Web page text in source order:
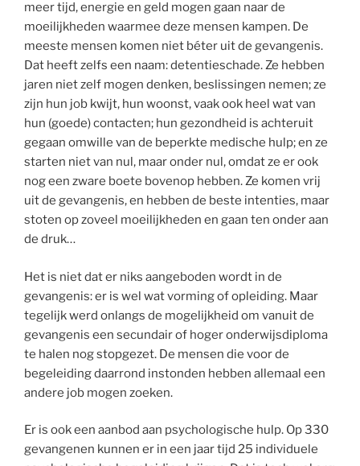
meer tijd, energie en geld mogen gaan naar de
moeilijkheden waarmee deze mensen kampen. De
meeste mensen komen niet béter uit de gevangenis.
Dat heeft zelfs een naam: detentieschade. Ze hebben
jaren niet zelf mogen denken, beslissingen nemen; ze
zijn hun job kwijt, hun woonst, vaak ook heel wat van
hun (goede) contacten; hun gezondheid is achteruit
gegaan omwille van de beperkte medische hulp; en ze
starten niet van nul, maar onder nul, omdat ze er ook
nog een zware boete bovenop hebben. Ze komen vrij
uit de gevangenis, en hebben de beste intenties, maar
stoten op zoveel moeilijkheden en gaan ten onder aan
de druk…
Het is niet dat er niks aangeboden wordt in de
gevangenis: er is wel wat vorming of opleiding. Maar
tegelijk werd onlangs de mogelijkheid om vanuit de
gevangenis een secundair of hoger onderwijsdiploma
te halen nog stopgezet. De mensen die voor de
begeleiding daarrond instonden hebben allemaal een
andere job mogen zoeken.
Er is ook een aanbod aan psychologische hulp. Op 330
gevangenen kunnen er in een jaar tijd 25 individuele